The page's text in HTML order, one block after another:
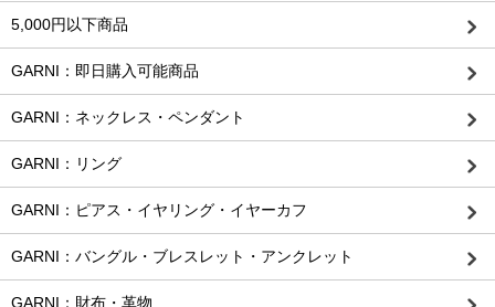
5,000円以下商品
GARNI：即日購入可能商品
GARNI：ネックレス・ペンダント
GARNI：リング
GARNI：ピアス・イヤリング・イヤーカフ
GARNI：バングル・ブレスレット・アンクレット
GARNI：財布・革物